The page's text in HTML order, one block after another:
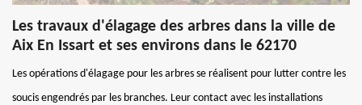
Les travaux d'élagage des arbres dans la ville de
Aix En Issart et ses environs dans le 62170
Les opérations d'élagage pour les arbres se réalisent pour lutter contre les
soucis engendrés par les branches. Leur contact avec les installations